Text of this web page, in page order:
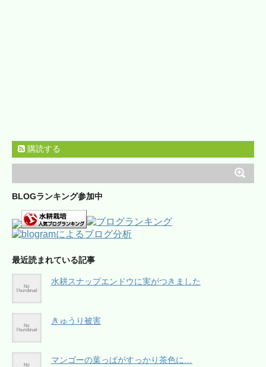
購読する
BLOGランキング参加中
最近読まれている記事
水耕スナップエンドウに実がつきました
きゅうり被害
マンゴーの葉っぱがすっかり茶色に…